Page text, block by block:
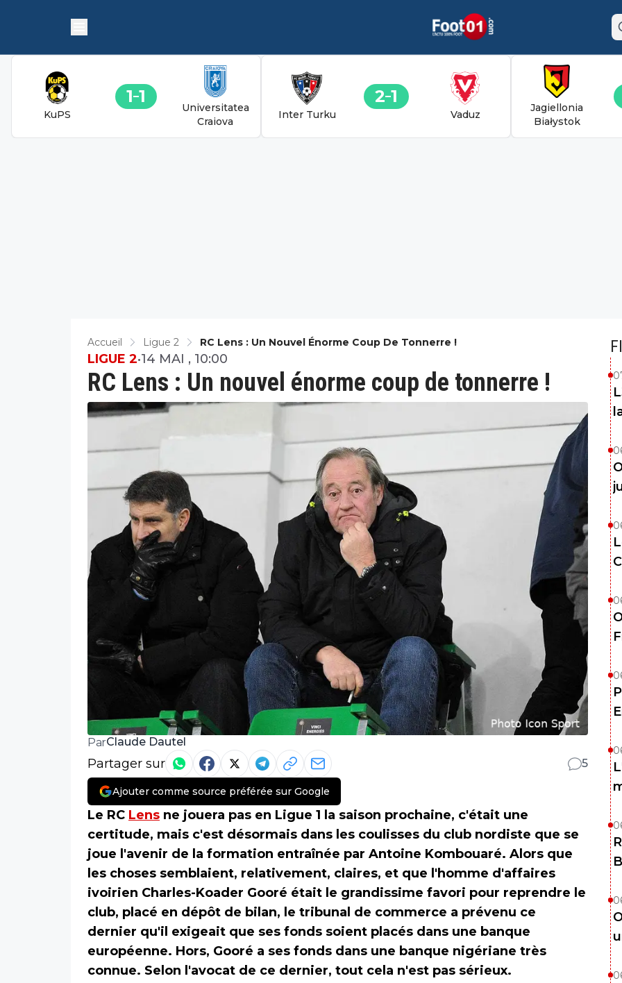
KuPS
1 1
Universitatea
Craiova
Inter Turku
2 1
Vaduz
Jagiellonia
Białystok
Accueil Ligue 2 RC Lens : Un Nouvel Énorme Coup De Tonnerre !
RC Lens : Un nouvel énorme coup de tonnerre !
LIGUE 2•14 MAI , 10:00
ParClaude Dautel
Partager sur 5
Ajouter comme source préférée sur Google
Le RC Lens ne jouera pas en Ligue 1 la saison prochaine, c'était une
certitude, mais c'est désormais dans les coulisses du club nordiste que se
joue l'avenir de la formation entraînée par Antoine Kombouaré. Alors que
les choses semblaient, relativement, claires, et que l'homme d'affaires
ivoirien Charles-Koader Gooré était le grandissime favori pour reprendre le
club, placé en dépôt de bilan, le tribunal de commerce a prévenu ce
dernier qu'il exigeait que ses fonds soient placés dans une banque
européenne. Hors, Gooré a ses fonds dans une banque nigériane très
connue. Selon l'avocat de ce dernier, tout cela n'est pas sérieux.